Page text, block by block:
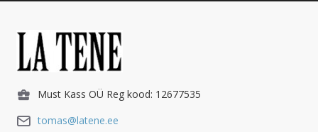
Must Kass OÜ Reg kood: 12677535
tomas@latene.ee